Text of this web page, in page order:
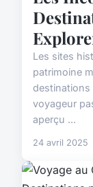
Les sites
patrimoine
destinations
voyageur
aperçu ...
24 avril 2025